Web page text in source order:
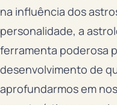
na influência dos
personalidade, a
ferramenta poderosa
desenvolvimento de
aprofundarmos em